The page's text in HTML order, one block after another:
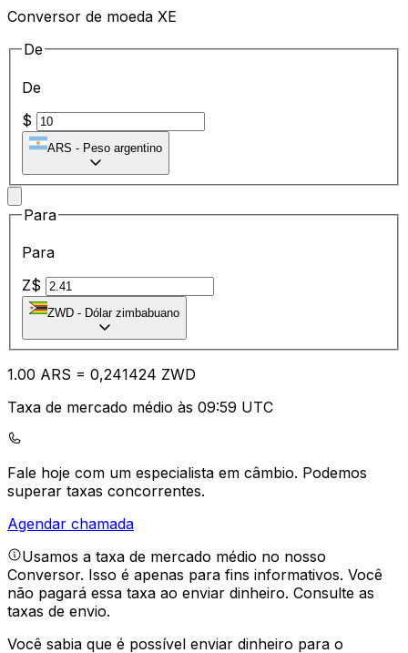
Conversor de moeda XE
De
De
$
ARS - Peso argentino
Para
Para
Z$
ZWD - Dólar zimbabuano
1.00 ARS = 0,241424 ZWD
Taxa de mercado médio às 09:59 UTC
Fale hoje com um especialista em câmbio. Podemos
superar taxas concorrentes.
Agendar chamada
Usamos a taxa de mercado médio no nosso
Conversor. Isso é apenas para fins informativos. Você
não pagará essa taxa ao enviar dinheiro. Consulte as
taxas de envio.
Você sabia que é possível enviar dinheiro para o